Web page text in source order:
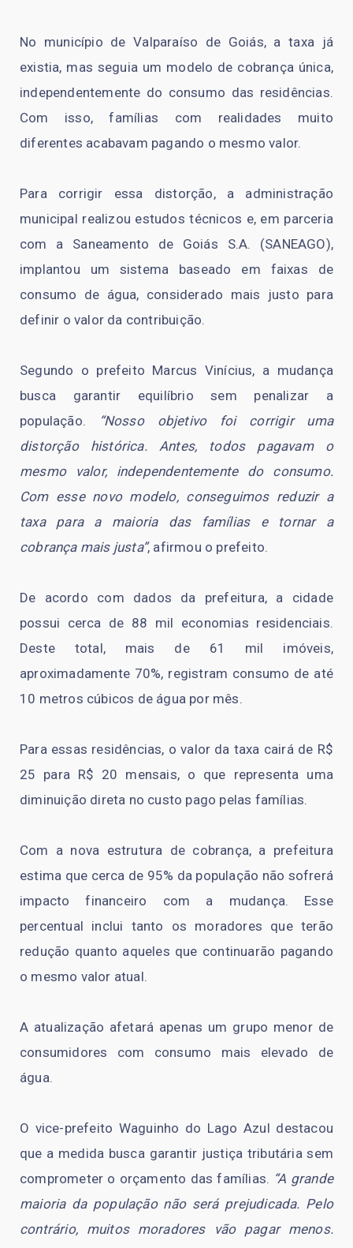
No município de Valparaíso de Goiás, a taxa já
existia, mas seguia um modelo de cobrança única,
independentemente do consumo das residências.
Com isso, famílias com realidades muito
diferentes acabavam pagando o mesmo valor.
Para corrigir essa distorção, a administração
municipal realizou estudos técnicos e, em parceria
com a Saneamento de Goiás S.A. (SANEAGO),
implantou um sistema baseado em faixas de
consumo de água, considerado mais justo para
definir o valor da contribuição.
Segundo o prefeito Marcus Vinícius, a mudança
busca garantir equilíbrio sem penalizar a
população.
“Nosso objetivo foi corrigir uma
distorção histórica. Antes, todos pagavam o
mesmo valor, independentemente do consumo.
Com esse novo modelo, conseguimos reduzir a
taxa para a maioria das famílias e tornar a
cobrança mais justa”, afirmou o prefeito.
De acordo com dados da prefeitura, a cidade
possui cerca de 88 mil economias residenciais.
Deste total, mais de 61 mil imóveis,
aproximadamente 70%, registram consumo de até
10 metros cúbicos de água por mês.
Para essas residências, o valor da taxa cairá de R$
25 para R$ 20 mensais, o que representa uma
diminuição direta no custo pago pelas famílias.
Com a nova estrutura de cobrança, a prefeitura
estima que cerca de 95% da população não sofrerá
impacto financeiro com a mudança. Esse
percentual inclui tanto os moradores que terão
redução quanto aqueles que continuarão pagando
o mesmo valor atual.
A atualização afetará apenas um grupo menor de
consumidores com consumo mais elevado de
água.
O vice-prefeito Waguinho do Lago Azul destacou
que a medida busca garantir justiça tributária sem
comprometer o orçamento das famílias. “A grande
maioria da população não será prejudicada. Pelo
contrário, muitos moradores vão pagar menos.